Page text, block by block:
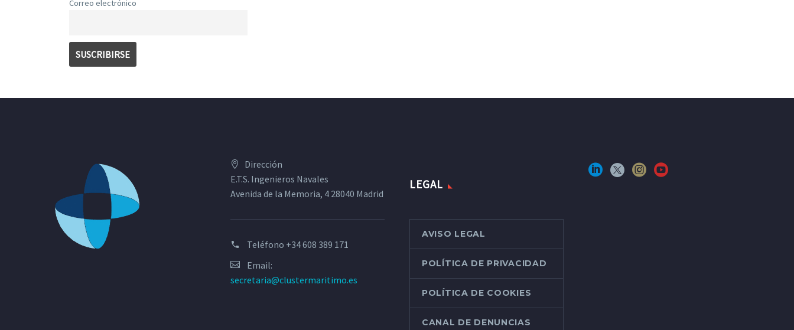
Correo electrónico
Dirección
E.T.S. Ingenieros Navales
Avenida de la Memoria, 4 28040 Madrid
Teléfono +34 608 389 171
Email:
secretaria@clustermaritimo.es
LEGAL
AVISO LEGAL
POLÍTICA DE PRIVACIDAD
POLÍTICA DE COOKIES
CANAL DE DENUNCIAS